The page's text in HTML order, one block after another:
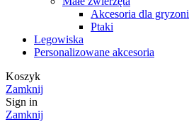
Akcesoria dla gryzoni
Ptaki
Legowiska
Personalizowane akcesoria
Koszyk
Zamknij
Sign in
Zamknij